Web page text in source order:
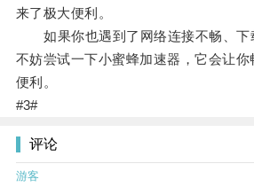
来了极大便利。
如果你也遇到了网络连接不畅、下
不妨尝试一下小蜜蜂加速器，它会让
便利。
#3#
评论
游客